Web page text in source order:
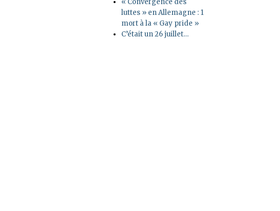
« Convergence des
luttes » en Allemagne : 1
mort à la « Gay pride »
C’était un 26 juillet…